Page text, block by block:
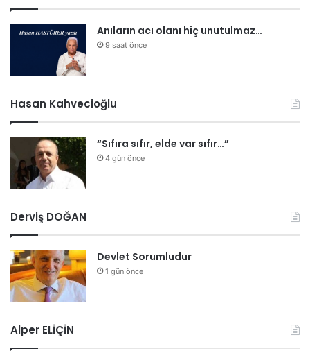
Anıların acı olanı hiç unutulmaz…
9 saat önce
Hasan Kahvecioğlu
“Sıfıra sıfır, elde var sıfır…”
4 gün önce
Derviş DOĞAN
Devlet Sorumludur
1 gün önce
Alper ELİÇİN